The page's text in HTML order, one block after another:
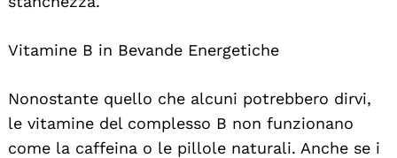
Vitamine B in Bevande Energetiche
Nonostante quello che alcuni potrebbero dirvi,
le vitamine del complesso B non funzionano
come la caffeina o le pillole naturali. Anche se i